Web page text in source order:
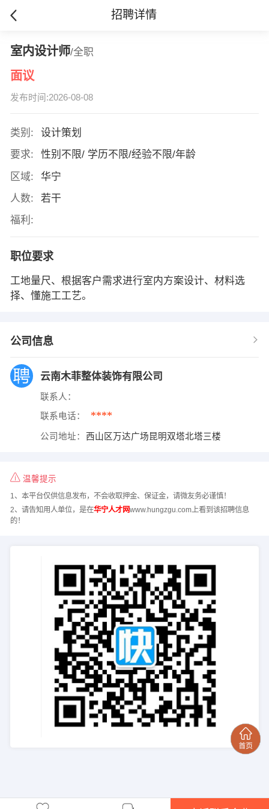
招聘详情
室内设计师/全职
面议
发布时间:2026-08-08
类别:
设计策划
要求:
性别不限/ 学历不限/经验不限/年龄
区域:
华宁
人数:
若干
福利:
职位要求
工地量尺、根据客户需求进行室内方案设计、材料选
择、懂施工工艺。
公司信息
云南木菲整体装饰有限公司
联系人：
联系电话： ****
公司地址： 西山区万达广场昆明双塔北塔三楼
温馨提示
1、本平台仅供信息发布，不会收取押金、保证金，请微友务必谨慎！
2、请告知用人单位，是在华宁人才网www.hungzgu.com上看到该招聘信息
的！